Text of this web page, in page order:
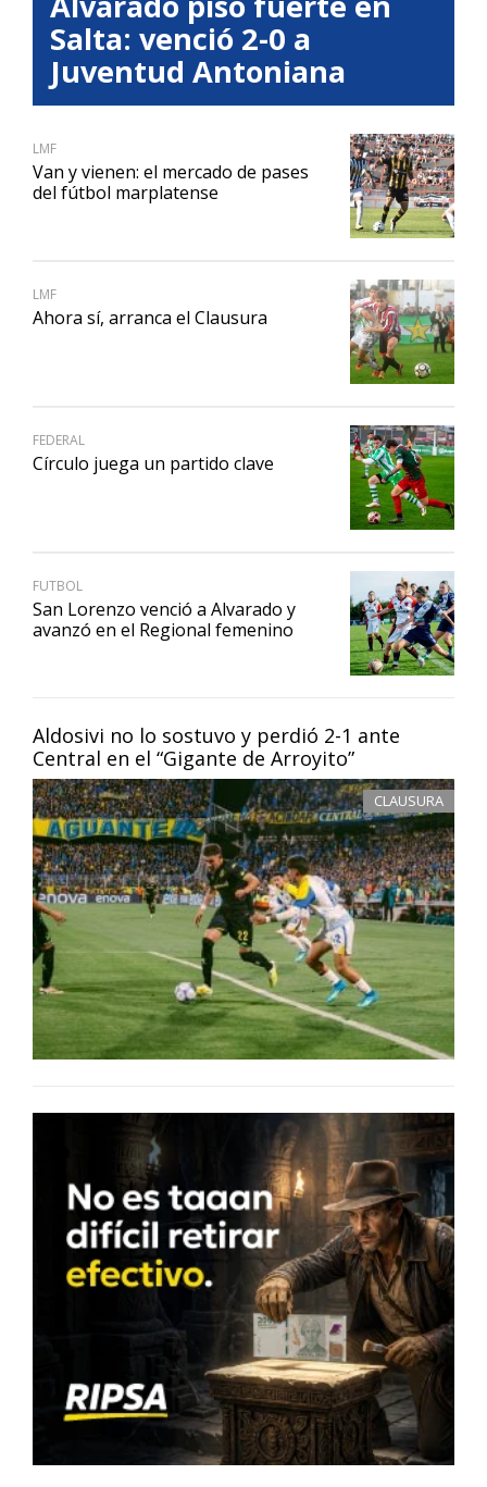
Aldosivi no lo sostuvo y perdió 2-1 ante
Central en el “Gigante de Arroyito”
CLAUSURA
Salta: venció 2-0 a
Juventud Antoniana
LMF
Van y vienen: el mercado de pases
del fútbol marplatense
LMF
Ahora sí, arranca el Clausura
FEDERAL
Círculo juega un partido clave
FUTBOL
San Lorenzo venció a Alvarado y
avanzó en el Regional femenino